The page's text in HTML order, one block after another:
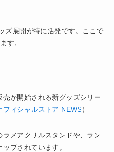
ズ展開が特に活発です。ここで
す。
が開始される新グッズシリー
フィシャルストア NEWS）
メアクリルスタンドや、ラン
プされています。